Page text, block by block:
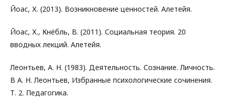
Йоас, Х. (2013). Возникновение ценностей. Алетейя.
Йоас, Х., Кнёбль, В. (2011). Социальная теория. 20
вводных лекций. Алетейя.
Леонтьев, А. Н. (1983). Деятельность. Сознание. Личность.
В А. Н. Леонтьев, Избранные психологические сочинения.
Т. 2. Педагогика.